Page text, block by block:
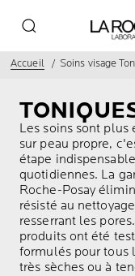
Accueil Soins visage
Les soins sont
sur peau propre,
étape
quotidiennes. La
Roche-Posay
résisté au
resserrant les
produits ont été
formulés pour tous
très sèches ou à